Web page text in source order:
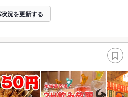
状況を更新する